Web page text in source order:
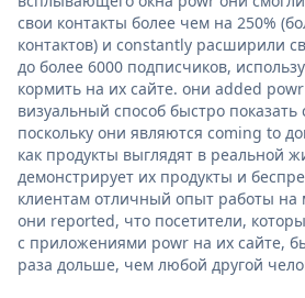
свои контакты более чем на 250%
контактов) и constantly расширили
до более 6000 подписчиков,
кормить на их сайте. они added
визуальный способ быстро
поскольку они являются coming to
как продукты выглядят в реальной
демонстрирует их продукты и
клиентам отличный опыт работы на
они reported, что посетители,
с приложениями powr на их сайте,
раза дольше, чем любой другой